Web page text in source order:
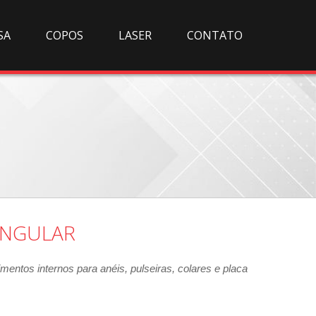
COPOS LASER CONTATO
internos para anéis, pulseiras, colares e placa